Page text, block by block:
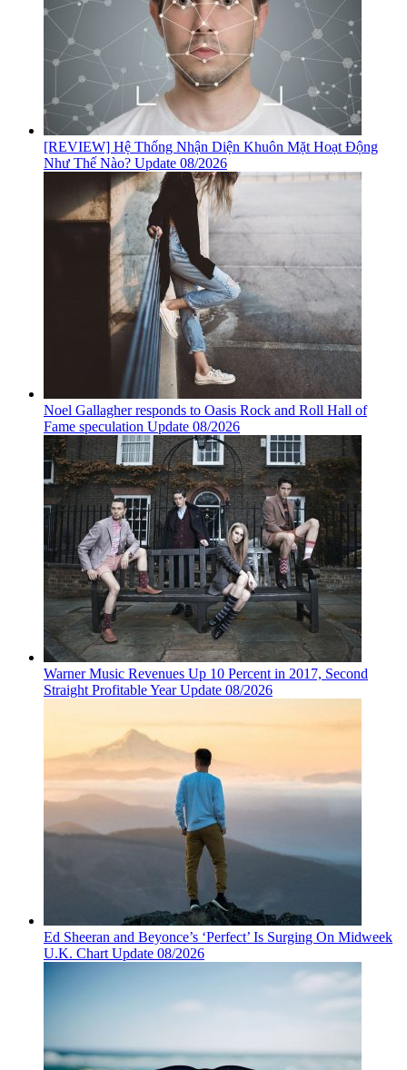
[REVIEW] Hệ Thống Nhận Diện Khuôn Mặt Hoạt Động
Như Thế Nào? Update 08/2026
Noel Gallagher responds to Oasis Rock and Roll Hall of
Fame speculation Update 08/2026
Warner Music Revenues Up 10 Percent in 2017, Second
Straight Profitable Year Update 08/2026
Ed Sheeran and Beyonce’s ‘Perfect’ Is Surging On Midweek
U.K. Chart Update 08/2026